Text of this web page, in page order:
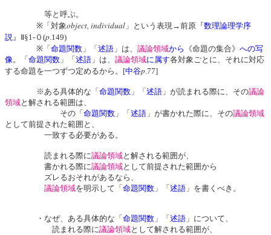
等と呼ぶ。
※「対象object, individual 」という表現→前原『数理論理学序
説』Ⅱ§1-０(p.149)
※「 命題関数 」「 述語 」 は、 議論領域から 《命題の集合》 への写
像。「 命題関数 」「 述語 」 は、 議論領域に属す各対象ごとに、それに対応
する命題を一つずつ定めるから。[中谷p.77]
※ある具体的な「 命題関数 」「 述語 」が読まれる際に、その議論
領域と解される範囲 は、
その「 命題関数 」「 述語 」が書かれた際に、その議論領域
として前提された範囲と、
一致する必要がある。
読まれる際に議論領域と解される範囲が、
書かれる際に議論領域として前提された範囲から
ズレるおそれがあるなら、
議論領域を明示して「 命題関数 」「 述語 」を書くべき。
・なぜ、ある具体的な「 命題関数 」「 述語 」について、
読まれる際に議論領域として解される範囲が、